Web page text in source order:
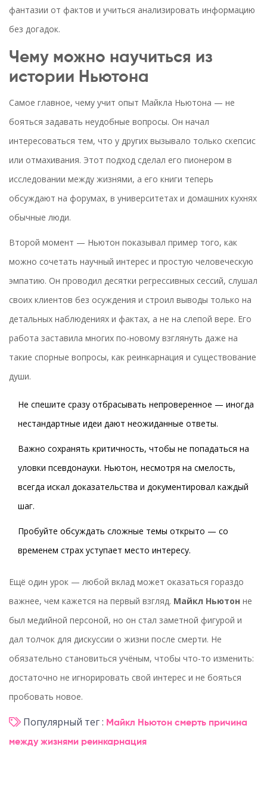
фантазии от фактов и учиться анализировать информацию
без догадок.
Чему можно научиться из
истории Ньютона
Самое главное, чему учит опыт Майкла Ньютона — не
бояться задавать неудобные вопросы. Он начал
интересоваться тем, что у других вызывало только скепсис
или отмахивания. Этот подход сделал его пионером в
исследовании между жизнями, а его книги теперь
обсуждают на форумах, в университетах и домашних кухнях
обычные люди.
Второй момент — Ньютон показывал пример того, как
можно сочетать научный интерес и простую человеческую
эмпатию. Он проводил десятки регрессивных сессий, слушал
своих клиентов без осуждения и строил выводы только на
детальных наблюдениях и фактах, а не на слепой вере. Его
работа заставила многих по-новому взглянуть даже на
такие спорные вопросы, как реинкарнация и существование
души.
Не спешите сразу отбрасывать непроверенное — иногда
нестандартные идеи дают неожиданные ответы.
Важно сохранять критичность, чтобы не попадаться на
уловки псевдонауки. Ньютон, несмотря на смелость,
всегда искал доказательства и документировал каждый
шаг.
Пробуйте обсуждать сложные темы открыто — со
временем страх уступает место интересу.
Ещё один урок — любой вклад может оказаться гораздо
важнее, чем кажется на первый взгляд. Майкл Ньютон не
был медийной персоной, но он стал заметной фигурой и
дал толчок для дискуссии о жизни после смерти. Не
обязательно становиться учёным, чтобы что-то изменить:
достаточно не игнорировать свой интерес и не бояться
пробовать новое.
Популярный тег : Майкл Ньютон смерть причина
между жизнями реинкарнация